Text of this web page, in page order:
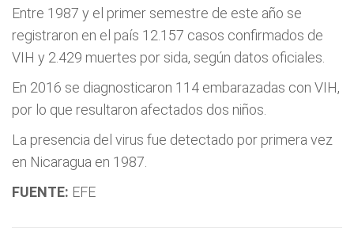
Entre 1987 y el primer semestre de este año se
registraron en el país 12.157 casos confirmados de
VIH y 2.429 muertes por sida, según datos oficiales.
En 2016 se diagnosticaron 114 embarazadas con VIH,
por lo que resultaron afectados dos niños.
La presencia del virus fue detectado por primera vez
en Nicaragua en 1987.
FUENTE: EFE